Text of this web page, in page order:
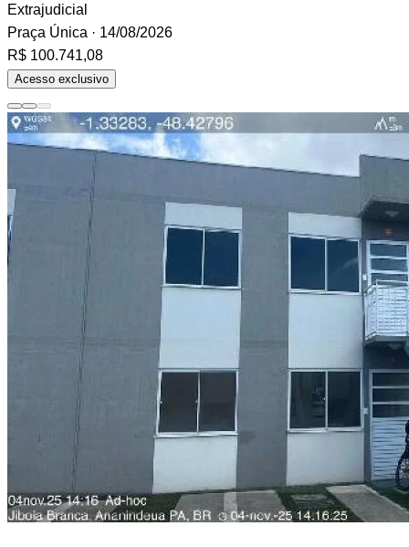
Extrajudicial
Praça Única · 14/08/2026
R$ 100.741,08
Acesso exclusivo